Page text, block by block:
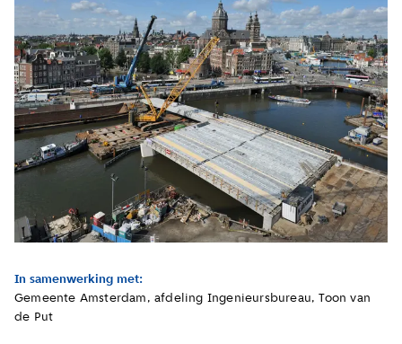
In samenwerking met:
Gemeente Amsterdam, afdeling Ingenieursbureau, Toon van
de Put